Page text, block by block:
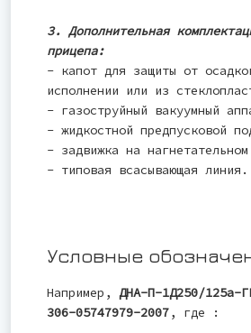
3. Дополнительная
прицепа:
- капот для защиты от
исполнении или из
- газоструйный вакуумный
- жидкостной предпусковой
- задвижка на
- типовая всасывающая линия.
Условные
Например, ДНА-П-1Д250/125а-
306-05747979-2007, где :